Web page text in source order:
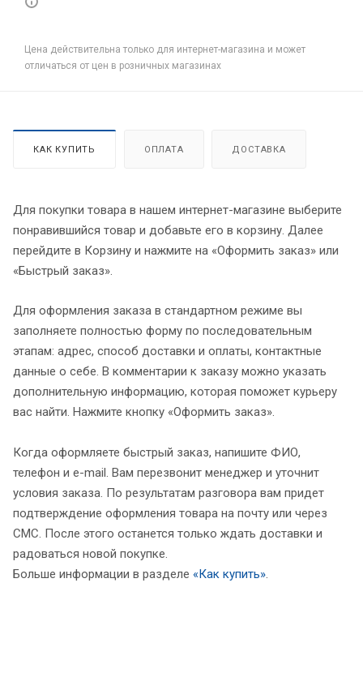
Цена действительна только для интернет-магазина и может
отличаться от цен в розничных магазинах
КАК КУПИТЬ ОПЛАТА ДОСТАВКА
Для покупки товара в нашем интернет-магазине выберите
понравившийся товар и добавьте его в корзину. Далее
перейдите в Корзину и нажмите на «Оформить заказ» или
«Быстрый заказ».
Для оформления заказа в стандартном режиме вы
заполняете полностью форму по последовательным
этапам: адрес, способ доставки и оплаты, контактные
данные о себе. В комментарии к заказу можно указать
дополнительную информацию, которая поможет курьеру
вас найти. Нажмите кнопку «Оформить заказ».
Когда оформляете быстрый заказ, напишите ФИО,
телефон и e-mail. Вам перезвонит менеджер и уточнит
условия заказа. По результатам разговора вам придет
подтверждение оформления товара на почту или через
СМС. После этого останется только ждать доставки и
радоваться новой покупке.
Больше информации в разделе «Как купить».